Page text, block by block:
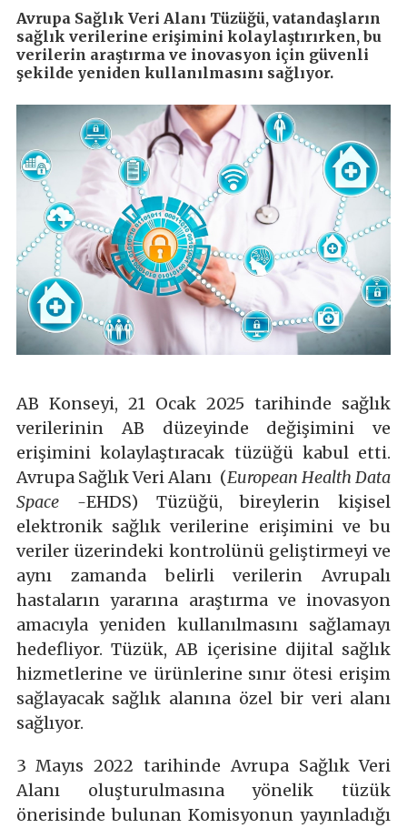
Avrupa Sağlık Veri Alanı Tüzüğü, vatandaşların
sağlık verilerine erişimini kolaylaştırırken, bu
verilerin araştırma ve inovasyon için güvenli
şekilde yeniden kullanılmasını sağlıyor.
AB Konseyi, 21 Ocak 2025 tarihinde sağlık
verilerinin AB düzeyinde değişimini ve
erişimini kolaylaştıracak tüzüğü kabul etti.
Avrupa Sağlık Veri Alanı (European Health Data
Space -EHDS) Tüzüğü, bireylerin kişisel
elektronik sağlık verilerine erişimini ve bu
veriler üzerindeki kontrolünü geliştirmeyi ve
aynı zamanda belirli verilerin Avrupalı
hastaların yararına araştırma ve inovasyon
amacıyla yeniden kullanılmasını sağlamayı
hedefliyor. Tüzük, AB içerisine dijital sağlık
hizmetlerine ve ürünlerine sınır ötesi erişim
sağlayacak sağlık alanına özel bir veri alanı
sağlıyor.
3 Mayıs 2022 tarihinde Avrupa Sağlık Veri
Alanı oluşturulmasına yönelik tüzük
önerisinde bulunan Komisyonun yayınladığı